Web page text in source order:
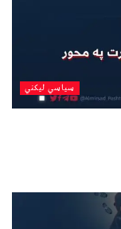
سیاسي لیکني